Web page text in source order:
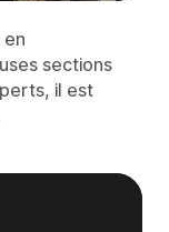
sections
il est